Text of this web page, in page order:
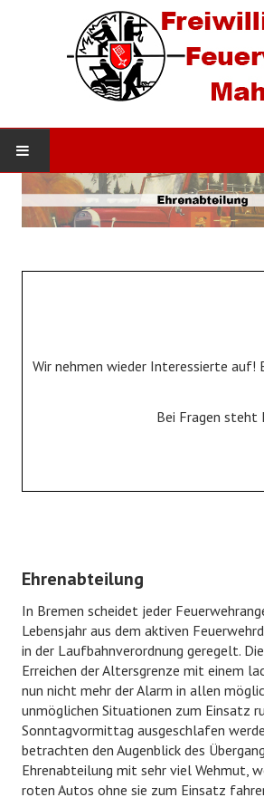
STARTSEITE
DIE WEHR
Bildergalerie
KINDERFEUERWEHR
Kinderfeuerwehr
Bildergalerie
FÖRDERVEREIN
Wir nehmen wieder Interessierte auf!
Bei Fragen steht
Ehrenabteilung
In Bremen scheidet jeder
Lebensjahr aus dem aktiven
in der Laufbahnverordnung geregelt.
Erreichen der Altersgrenze mit einem
nun nicht mehr der Alarm in allen
unmöglichen Situationen zum Einsatz
Sonntagvormittag ausgeschlafen
betrachten den Augenblick des
Ehrenabteilung mit sehr viel Wehmut,
roten Autos ohne sie zum Einsatz